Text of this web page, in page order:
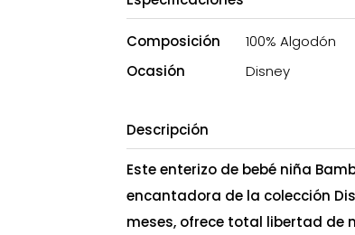
Composición
100% Algodón
Ocasión
Disney
Descripción
Este enterizo de bebé niña
encantadora de la colección
meses, ofrece total libertad de